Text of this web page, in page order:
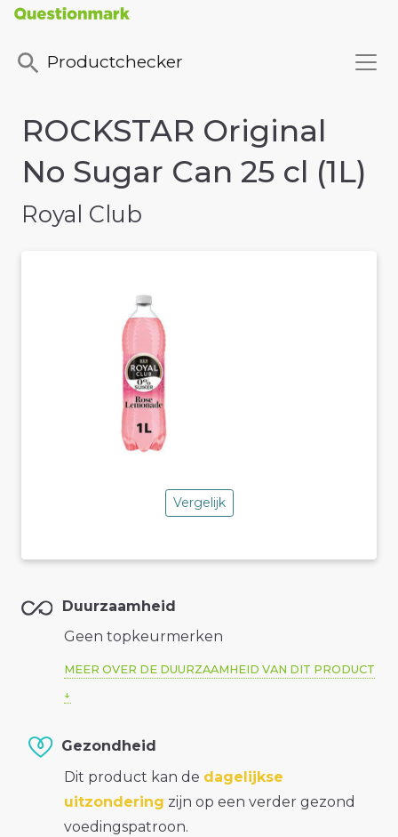
Productchecker
ROCKSTAR Original
No Sugar Can 25 cl (1L)
Royal Club
Vergelijk
Duurzaamheid
Geen topkeurmerken
MEER OVER DE DUURZAAMHEID VAN DIT PRODUCT
Gezondheid
Dit product kan de dagelijkse
uitzondering zijn op een verder gezond
voedingspatroon.